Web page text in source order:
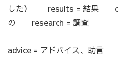
した） results = 結果
の research = 調査
advice = アドバイス、助言